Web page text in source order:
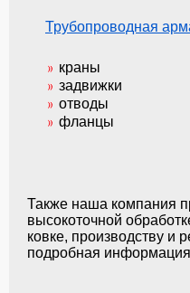
Трубопроводная
краны
задвижки
отводы
фланцы
Также наша компания
высокоточной
ковке, производству и
подробная